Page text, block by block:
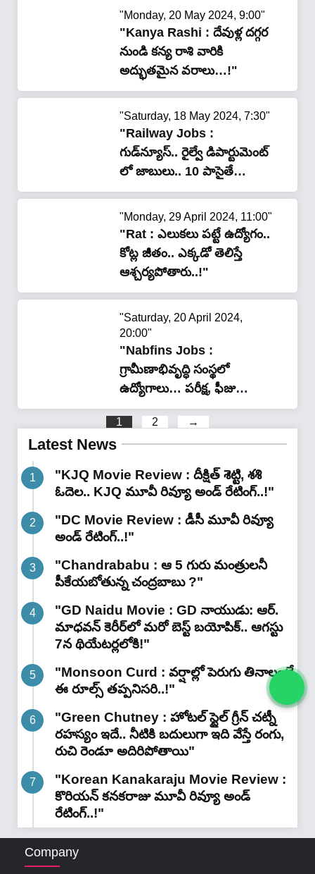
"Monday, 20 May 2024, 9:00"
"Kanya Rashi : దేవుళ్ల దగ్గర
నుండి కన్య రాశి వారికి
అద్భుతమైన వరాలు…!"
"Saturday, 18 May 2024, 7:30"
"Railway Jobs :
గుడ్‌న్యూస్‌.. రైల్వే డిపార్టుమెంట్
లో జాబులు.. 10 పాసైతే
చాలు..!"
"Monday, 29 April 2024, 11:00"
"Rat : ఎలుక‌లు ప‌ట్టే ఉద్యోగం..
కోట్ల జీతం.. ఎక్క‌డో తెలిస్తే
ఆశ్చ‌ర్య‌పోతారు..!"
"Saturday, 20 April 2024,
20:00"
"Nabfins Jobs :
గ్రామీణాభివృద్ధి సంస్థ‌లో
ఉద్యోగాలు… ప‌రీక్ష‌, ఫీజు
లేకుండా ఉద్యోగం..!"
1 2 →
Latest News
"KJQ Movie Review : దీక్షిత్ శెట్టి, శశి
ఓదెల.. KJQ మూవీ రివ్యూ అండ్ రేటింగ్‌..!"
"DC Movie Review : డీసీ మూవీ రివ్యూ
అండ్ రేటింగ్‌..!"
"Chandrababu : ఆ 5 గురు మంత్రులనీ
పీకేయబోతున్న చంద్రబాబు ?"
"GD Naidu Movie : GD నాయుడు: ఆర్.
మాధవన్‌ కెరీర్‌లో మరో బెస్ట్ బయోపిక్.. ఆగస్టు
7న థియేటర్లలోకి!"
"Monsoon Curd : వర్షాల్లో పెరుగు తినాలంటే
ఈ రూల్స్ తప్పనిసరి..!"
"Green Chutney : హోటల్ స్టైల్ గ్రీన్ చట్నీ
రహస్యం ఇదే.. నీటికి బదులుగా ఇది వేస్తే రంగు,
రుచి రెండూ అదిరిపోతాయి"
"Korean Kanakaraju Movie Review :
కొరియన్ కనకరాజు మూవీ రివ్యూ అండ్
రేటింగ్‌..!"
Company